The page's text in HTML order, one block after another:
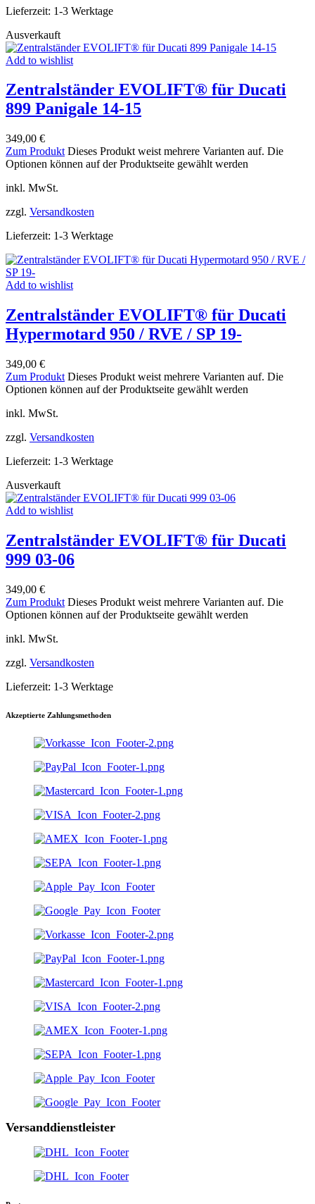
Lieferzeit: 1-3 Werktage
Ausverkauft
Add to wishlist
Zentralständer EVOLIFT® für Ducati
899 Panigale 14-15
349,00 €
Zum Produkt Dieses Produkt weist mehrere Varianten auf. Die
Optionen können auf der Produktseite gewählt werden
inkl. MwSt.
zzgl. Versandkosten
Lieferzeit: 1-3 Werktage
Add to wishlist
Zentralständer EVOLIFT® für Ducati
Hypermotard 950 / RVE / SP 19-
349,00 €
Zum Produkt Dieses Produkt weist mehrere Varianten auf. Die
Optionen können auf der Produktseite gewählt werden
inkl. MwSt.
zzgl. Versandkosten
Lieferzeit: 1-3 Werktage
Ausverkauft
Add to wishlist
Zentralständer EVOLIFT® für Ducati
999 03-06
349,00 €
Zum Produkt Dieses Produkt weist mehrere Varianten auf. Die
Optionen können auf der Produktseite gewählt werden
inkl. MwSt.
zzgl. Versandkosten
Lieferzeit: 1-3 Werktage
Akzeptierte Zahlungsmethoden
Versanddienstleister